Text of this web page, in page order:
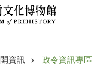
資訊 政令資訊專區